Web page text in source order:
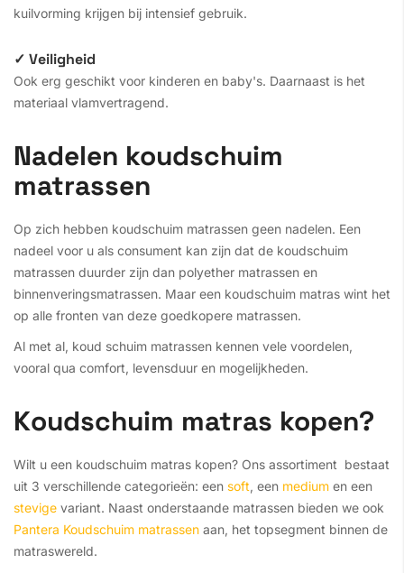
kuilvorming krijgen bij intensief gebruik.
✓ Veiligheid
Ook erg geschikt voor kinderen en baby's. Daarnaast is het
materiaal vlamvertragend.
Nadelen koudschuim
matrassen
Op zich hebben koudschuim matrassen geen nadelen. Een
nadeel voor u als consument kan zijn dat de koudschuim
matrassen duurder zijn dan polyether matrassen en
binnenveringsmatrassen. Maar een koudschuim matras wint het
op alle fronten van deze goedkopere matrassen.
Al met al, koud schuim matrassen kennen vele voordelen,
vooral qua comfort, levensduur en mogelijkheden.
Koudschuim matras kopen?
Wilt u een koudschuim matras kopen? Ons assortiment bestaat
uit 3 verschillende categorieën: een soft, een medium en een
stevige variant. Naast onderstaande matrassen bieden we ook
Pantera Koudschuim matrassen aan, het topsegment binnen de
matraswereld.